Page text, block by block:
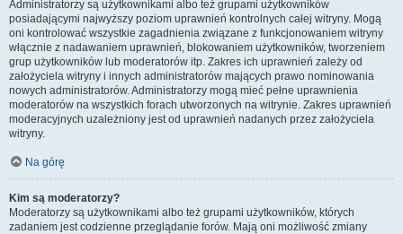
Administratorzy są użytkownikami albo też grupami użytkowników
posiadającymi najwyższy poziom uprawnień kontrolnych całej witryny. Mogą
oni kontrolować wszystkie zagadnienia związane z funkcjonowaniem witryny
włącznie z nadawaniem uprawnień, blokowaniem użytkowników, tworzeniem
grup użytkowników lub moderatorów itp. Zakres ich uprawnień zależy od
założyciela witryny i innych administratorów mających prawo nominowania
nowych administratorów. Administratorzy mogą mieć pełne uprawnienia
moderatorów na wszystkich forach utworzonych na witrynie. Zakres uprawnień
moderacyjnych uzależniony jest od uprawnień nadanych przez założyciela
witryny.
Na górę
Kim są moderatorzy?
Moderatorzy są użytkownikami albo też grupami użytkowników, których
zadaniem jest codzienne przeglądanie forów. Mają oni możliwość zmiany